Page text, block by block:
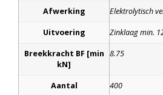
Afwerking Elektrolytisch
Uitvoering Zinklaag min.
Breekkracht BF [min
kN]
8.75
Aantal 400